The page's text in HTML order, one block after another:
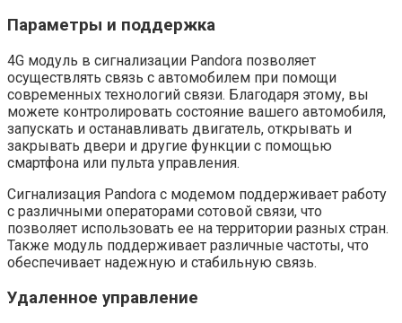
Параметры и поддержка
4G модуль в сигнализации Pandora позволяет
осуществлять связь с автомобилем при помощи
современных технологий связи. Благодаря этому, вы
можете контролировать состояние вашего автомобиля,
запускать и останавливать двигатель, открывать и
закрывать двери и другие функции с помощью
смартфона или пульта управления.
Сигнализация Pandora с модемом поддерживает работу
с различными операторами сотовой связи, что
позволяет использовать ее на территории разных стран.
Также модуль поддерживает различные частоты, что
обеспечивает надежную и стабильную связь.
Удаленное управление